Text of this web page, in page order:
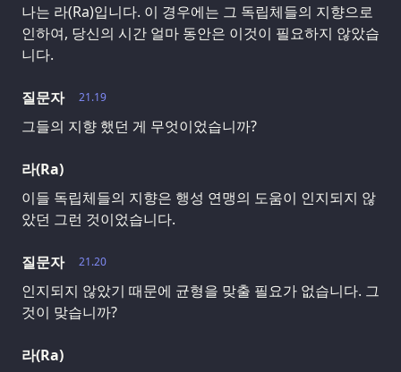
나는 라(Ra)입니다. 이 경우에는 그 독립체들의 지향으로
인하여, 당신의 시간 얼마 동안은 이것이 필요하지 않았습
니다.
21.19
질문자
그들의 지향 했던 게 무엇이었습니까?
라(Ra)
이들 독립체들의 지향은 행성 연맹의 도움이 인지되지 않
았던 그런 것이었습니다.
21.20
질문자
인지되지 않았기 때문에 균형을 맞출 필요가 없습니다. 그
것이 맞습니까?
라(Ra)